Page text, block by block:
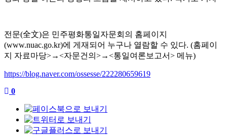
전문(全文)은 민주평화통일자문회의 홈페이지
(www.nuac.go.kr)에 게재되어 누구나 열람할 수 있다. (홈페이
지 자료마당>→<자문건의 >→<통일여론보고서> 메뉴)
https://blog.naver.com/ossesse/222280659619
0